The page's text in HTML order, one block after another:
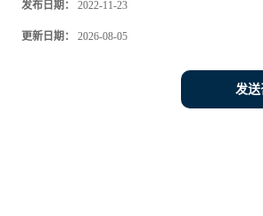
发布日期： 2022-11-23
更新日期： 2026-08-05
发送